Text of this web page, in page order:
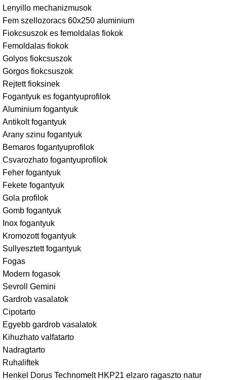
Lenyillo mechanizmusok
Fem szellozoracs 60x250 aluminium
Fiokcsuszok es femoldalas fiokok
Femoldalas fiokok
Golyos fiokcsuszok
Gorgos fiokcsuszok
Rejtett fioksinek
Fogantyuk es fogantyuprofilok
Aluminium fogantyuk
Antikolt fogantyuk
Arany szinu fogantyuk
Bemaros fogantyuprofilok
Csvarozhato fogantyuprofilok
Feher fogantyuk
Fekete fogantyuk
Gola profilok
Gomb fogantyuk
Inox fogantyuk
Kromozott fogantyuk
Sullyesztett fogantyuk
Fogas
Modern fogasok
Sevroll Gemini
Gardrob vasalatok
Cipotarto
Egyebb gardrob vasalatok
Kihuzhato valfatarto
Nadragtarto
Ruhaliftek
Henkel Dorus Technomelt HKP21 elzaro ragaszto natur